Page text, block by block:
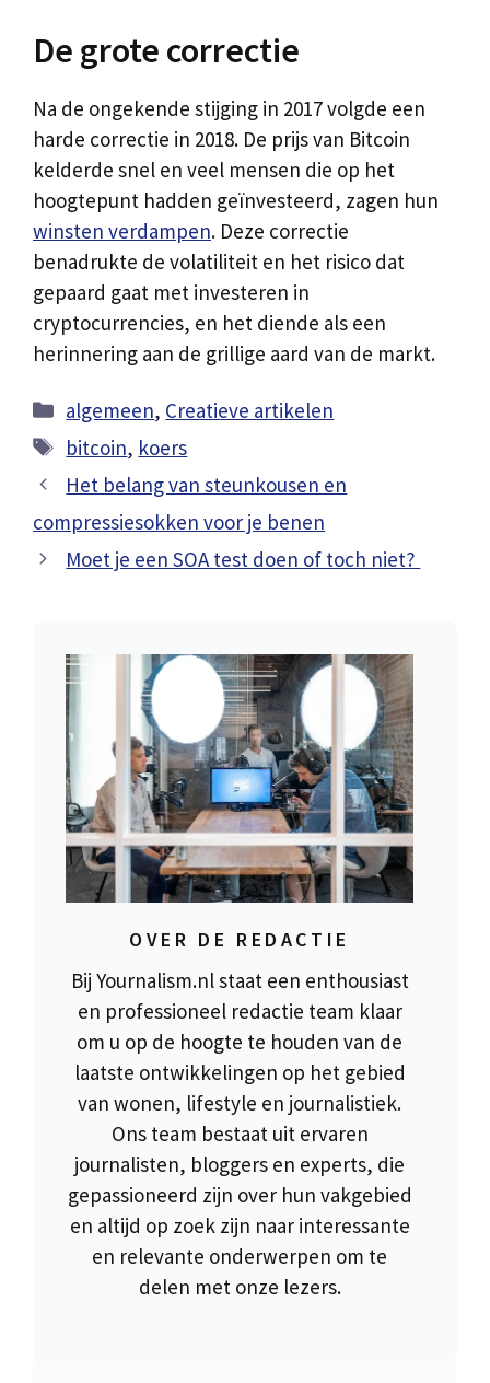
De grote correctie
Na de ongekende stijging in 2017 volgde een
harde correctie in 2018. De prijs van Bitcoin
kelderde snel en veel mensen die op het
hoogtepunt hadden geïnvesteerd, zagen hun
winsten verdampen. Deze correctie
benadrukte de volatiliteit en het risico dat
gepaard gaat met investeren in
cryptocurrencies, en het diende als een
herinnering aan de grillige aard van de markt.
Categorieën
algemeen, Creatieve artikelen
Tags
bitcoin, koers
Het belang van steunkousen en
compressiesokken voor je benen
Moet je een SOA test doen of toch niet?
OVER DE REDACTIE
Bij Yournalism.nl staat een enthousiast
en professioneel redactie team klaar
om u op de hoogte te houden van de
laatste ontwikkelingen op het gebied
van wonen, lifestyle en journalistiek.
Ons team bestaat uit ervaren
journalisten, bloggers en experts, die
gepassioneerd zijn over hun vakgebied
en altijd op zoek zijn naar interessante
en relevante onderwerpen om te
delen met onze lezers.